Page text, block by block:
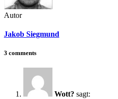
Autor
Jakob Siegmund
3 comments
Wott? sagt: